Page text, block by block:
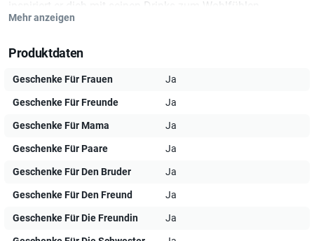
inspiriert er dich mit seinen Drinks zum Wohlfühlen.
Mario Hofferer, Cocktail-Weltmeister
the Year 2017/2018, vierfacher Österreichischer
Staatsmeister, Barmann des Jahres 2012 sowie Leader of
Mehr anzeigen
Produktdaten
Geschenke Für Frauen Ja
Geschenke Für Freunde Ja
Geschenke Für Mama Ja
Geschenke Für Paare Ja
Geschenke Für Den Bruder Ja
Geschenke Für Den Freund Ja
Geschenke Für Die Freundin Ja